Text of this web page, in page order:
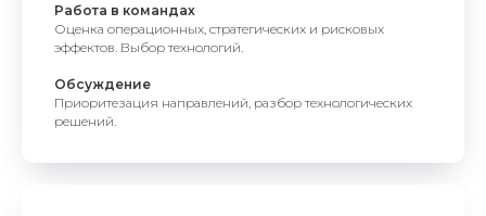
Работа в командах
Оценка операционных, стратегических и рисковых
эффектов. Выбор технологий.
Обсуждение
Приоритезация направлений, разбор технологических
решений.